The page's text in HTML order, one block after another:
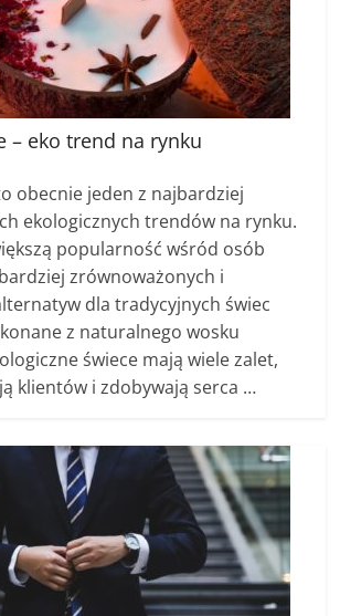
– eko trend na rynku
obecnie jeden z najbardziej
ekologicznych trendów na rynku.
popularność wśród osób
zrównoważonych i
dla tradycyjnych świec
z naturalnego wosku
świece mają wiele zalet,
klientów i zdobywają serca …